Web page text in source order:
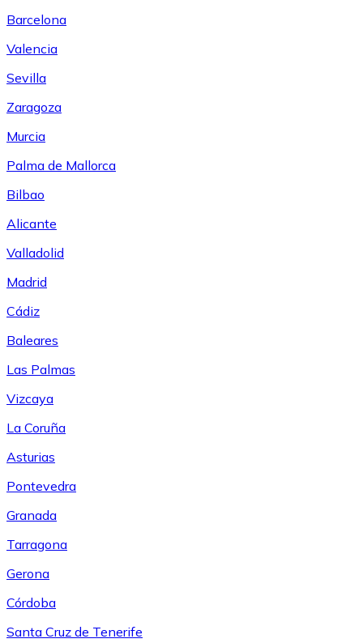
Barcelona
Valencia
Sevilla
Zaragoza
Murcia
Palma de Mallorca
Bilbao
Alicante
Valladolid
Madrid
Cádiz
Baleares
Las Palmas
Vizcaya
La Coruña
Asturias
Pontevedra
Granada
Tarragona
Gerona
Córdoba
Santa Cruz de Tenerife